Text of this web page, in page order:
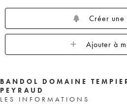
Créer une
Ajouter à
BANDOL DOMAINE
PEYRAUD
LES INFORMATIONS